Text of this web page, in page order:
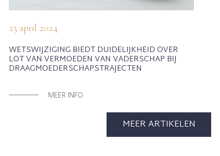
23 april 2024
WETSWIJZIGING BIEDT DUIDELIJKHEID OVER
LOT VAN VERMOEDEN VAN VADERSCHAP BIJ
DRAAGMOEDERSCHAPSTRAJECTEN
MEER INFO
MEER ARTIKELEN